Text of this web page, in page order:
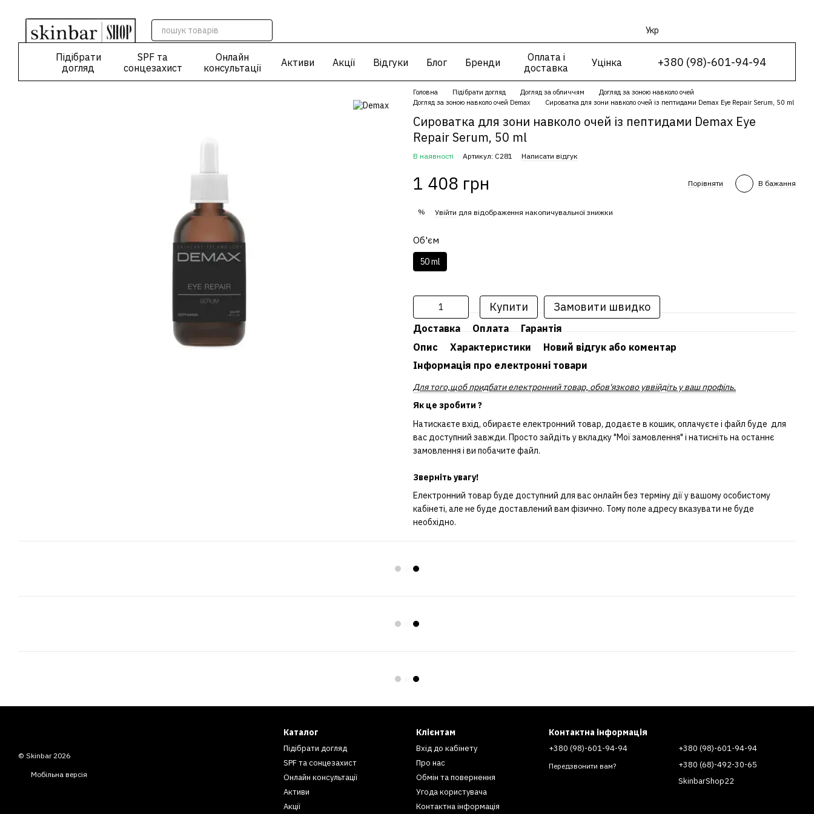
Укр
Підібрати
догляд
SPF та
сонцезахист
Онлайн
консультації
Активи Акції Відгуки Блог Бренди
Оплата і
доставка
Уцінка +380 (98)-601-94-94
Головна Підібрати догляд Догляд за обличчям
Догляд за зоною навколо очей
Догляд за зоною навколо очей Demax
Сироватка для зони навколо очей із пептидами Demax Eye Repair Serum, 50 ml
Сироватка для зони навколо очей із пептидами Demax Eye
Repair Serum, 50 ml
В наявності Артикул: С281 Написати відгук
1 408 грн Порівняти В бажання
% Увійти для відображення накопичувальної знижки
Об'єм
50 ml
Купити Замовити швидко
Доставка Оплата
Гарантія
Опис
Характеристики
Новий відгук або коментар
Інформація про електронні товари
Для того,щоб придбати електронний товар, обов'язково уввійдіть у ваш профіль.
Як це зробити ?
Натискаєте вхід, обираєте електронний товар, додаєте в кошик, оплачуєте і файл буде для
вас доступний завжди. Просто зайдіть у вкладку "Мої замовлення" і натисніть на останнє
замовлення і ви побачите файл.
Зверніть увагу!
Електронний товар буде доступний для вас онлайн без терміну дії у вашому особистому
кабінеті, але не буде доставлений вам фізично. Тому поле адресу вказувати не буде
необхідно.
© Skinbar 2026
Мобільна версія
Каталог
Підібрати догляд
SPF та сонцезахист
Онлайн консультації
Активи
Акції
Клієнтам
Вхід до кабінету
Про нас
Обмін та повернення
Угода користувача
Контактна інформація
Контактна інформація
+380 (98)-601-94-94
Передзвонити вам?
+380 (98)-601-94-94
+380 (68)-492-30-65
SkinbarShop22